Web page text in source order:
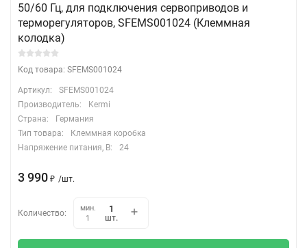
50/60 Гц, для подключения сервоприводов и
терморегуляторов, SFEMS001024 (Клеммная
колодка)
Код товара: SFEMS001024
Артикул:
SFEMS001024
Производитель:
Kermi
Страна:
Германия
Тип товара:
Клеммная коробка
Напряжение питания, В:
24
3 990 ₽ /шт.
Количество:
мин.
1
шт.